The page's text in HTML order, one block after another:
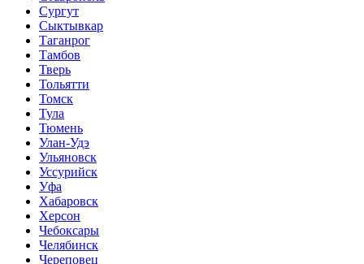
Сургут
Сыктывкар
Таганрог
Тамбов
Тверь
Тольятти
Томск
Тула
Тюмень
Улан-Удэ
Ульяновск
Уссурийск
Уфа
Хабаровск
Херсон
Чебоксары
Челябинск
Череповец